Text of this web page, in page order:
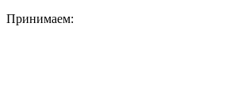
Принимаем: